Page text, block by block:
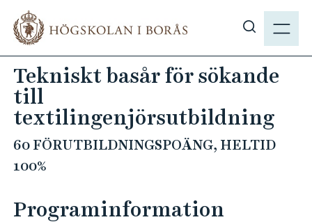
N
Y
i
s
s
k
Tekniskt basår för sökande
till
textilingenjörsutbildning
60 FÖRUTBILDNINGSPOÄNG, HELTID
100%
Programinformation